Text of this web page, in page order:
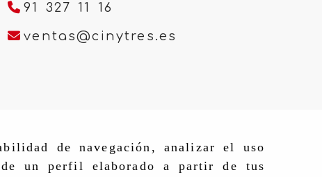
de navegación, analizar el uso
un perfil elaborado a partir de tus
91 327 11 16
ventas cinytres.es